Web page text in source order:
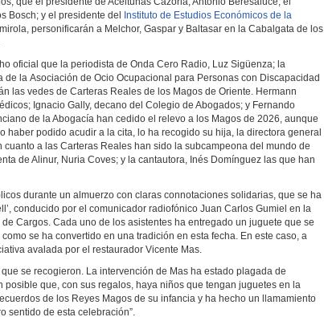
Bosch; y el presidente del
Instituto de Estudios Económicos de la
personificarán a Melchor, Gaspar y Baltasar en la Cabalgata de los
oficial que la periodista de Onda Cero Radio, Luz Sigüenza; la
de la Asociación de Ocio Ocupacional para Personas con Discapacidad
las vedes de Carteras Reales de los Magos de Oriente. Hermann
Ignacio Gally, decano del Colegio de Abogados; y Fernando
de la Abogacía han cedido el relevo a los Magos de 2026, aunque
haber podido acudir a la cita, lo ha recogido su hija, la directora general
a las Carteras Reales han sido la subcampeona del mundo de
de Alinur, Nuria Coves; y la cantautora, Inés Domínguez las que han
durante un almuerzo con claras connotaciones solidarias, que se ha
conducido por el comunicador radiofónico Juan Carlos Gumiel en la
Cargos. Cada uno de los asistentes ha entregado un juguete que se
se ha convertido en una tradición en esta fecha. En este caso, a
avalada por el restaurador Vicente Mas.
se recogieron. La intervención de Mas ha estado plagada de
posible que, con sus regalos, haya niños que tengan juguetes en la
de los Reyes Magos de su infancia y ha hecho un llamamiento
sentido de esta celebración”.